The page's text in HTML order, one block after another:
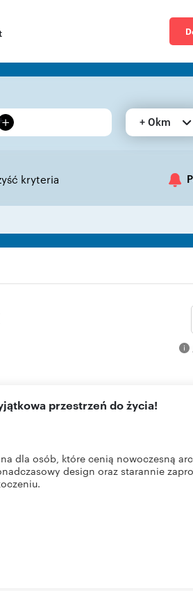
+ 0km
kryteria
przestrzeń do życia!
dla osób, które cenią nowoczesną
design oraz starannie